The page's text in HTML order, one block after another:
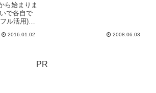
ら始まりま
で各自で
ル活用)私
自申告して
2016.01.02 2008.06.03
PR